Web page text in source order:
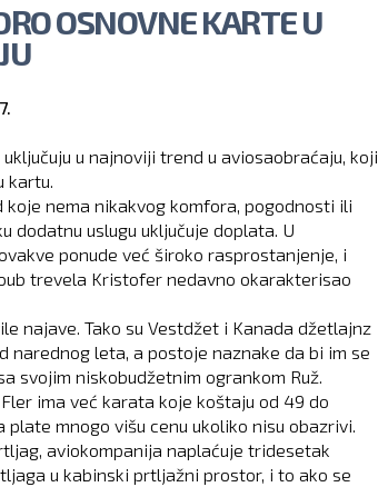
OSNOVNE KARTE U
u najnoviji trend u aviosaobraćaju, koji
kartu.
koje nema nikakvog komfora, pogodnosti ili
dodatnu uslugu uključuje doplata. U
ponude već široko rasprostanjenje, i
trevela Kristofer nedavno okarakterisao
najave. Tako su Vestdžet i Kanada džetlajnz
narednog leta, a postoje naznake da bi im se
svojim niskobudžetnim ogrankom Ruž.
ima već karata koje koštaju od 49 do
plate mnogo višu cenu ukoliko nisu obazrivi.
aviokompanija naplaćuje tridesetak
u kabinski prtljažni prostor, i to ako se